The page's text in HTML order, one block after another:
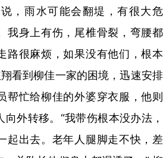
，雨水可能会翻堤，有很大危
我身上有伤，尾椎骨裂，弯腰都
路很麻烦，如果没有他们，根本
看到柳佳一家的困境，迅速安排
帮忙给柳佳的外婆穿衣服，他则
外转移。“我带伤根本没办法，
起出去。老年人腿脚走不快，差